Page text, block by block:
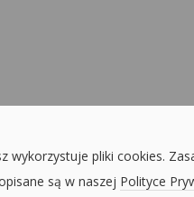
wykorzystuje pliki cookies.
są w naszej Polityce